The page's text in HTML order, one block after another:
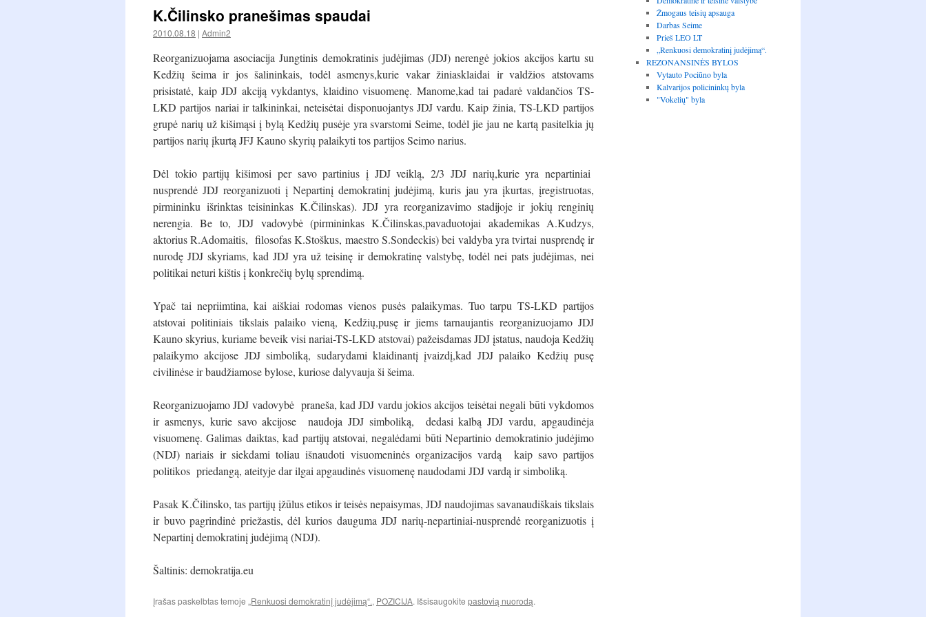
K.Čilinsko pranešimas spaudai
2010.08.18 | Admin2
Reorganizuojama asociacija Jungtinis demokratinis judėjimas (JDJ) nerengė jokios akcijos kartu su
Kedžių šeima ir jos šalininkais, todėl asmenys,kurie vakar žiniasklaidai ir valdžios atstovams
prisistatė, kaip JDJ akciją vykdantys, klaidino visuomenę. Manome,kad tai padarė valdančios TS-
LKD partijos nariai ir talkininkai, neteisėtai disponuojantys JDJ vardu. Kaip žinia, TS-LKD partijos
grupė narių už kišimąsi į bylą Kedžių pusėje yra svarstomi Seime, todėl jie jau ne kartą pasitelkia jų
partijos narių įkurtą JFJ Kauno skyrių palaikyti tos partijos Seimo narius.
Dėl tokio partijų kišimosi per savo partinius į JDJ veiklą, 2/3 JDJ narių,kurie yra nepartiniai
nusprendė JDJ reorganizuoti į Nepartinį demokratinį judėjimą, kuris jau yra įkurtas, įregistruotas,
pirmininku išrinktas teisininkas K.Čilinskas). JDJ yra reorganizavimo stadijoje ir jokių renginių
nerengia. Be to, JDJ vadovybė (pirmininkas K.Čilinskas,pavaduotojai akademikas A.Kudzys,
aktorius R.Adomaitis, filosofas K.Stoškus, maestro S.Sondeckis) bei valdyba yra tvirtai nusprendę ir
nurodę JDJ skyriams, kad JDJ yra už teisinę ir demokratinę valstybę, todėl nei pats judėjimas, nei
politikai neturi kištis į konkrečių bylų sprendimą.
Ypač tai nepriimtina, kai aiškiai rodomas vienos pusės palaikymas. Tuo tarpu TS-LKD partijos
atstovai politiniais tikslais palaiko vieną, Kedžių,pusę ir jiems tarnaujantis reorganizuojamo JDJ
Kauno skyrius, kuriame beveik visi nariai-TS-LKD atstovai) pažeisdamas JDJ įstatus, naudoja Kedžių
palaikymo akcijose JDJ simboliką, sudarydami klaidinantį įvaizdį,kad JDJ palaiko Kedžių pusę
civilinėse ir baudžiamose bylose, kuriose dalyvauja ši šeima.
Reorganizuojamo JDJ vadovybė praneša, kad JDJ vardu jokios akcijos teisėtai negali būti vykdomos
ir asmenys, kurie savo akcijose naudoja JDJ simboliką, dedasi kalbą JDJ vardu, apgaudinėja
visuomenę. Galimas daiktas, kad partijų atstovai, negalėdami būti Nepartinio demokratinio judėjimo
(NDJ) nariais ir siekdami toliau išnaudoti visuomeninės organizacijos vardą kaip savo partijos
politikos priedangą, ateityje dar ilgai apgaudinės visuomenę naudodami JDJ vardą ir simboliką.
Pasak K.Čilinsko, tas partijų įžūlus etikos ir teisės nepaisymas, JDJ naudojimas savanaudiškais tikslais
ir buvo pagrindinė priežastis, dėl kurios dauguma JDJ narių-nepartiniai-nusprendė reorganizuotis į
Nepartinį demokratinį judėjimą (NDJ).
Šaltinis: demokratija.eu
Įrašas paskelbtas temoje „Renkuosi demokratinį judėjimą“., POZICIJA. Išsisaugokite pastovią nuorodą.
Žmogaus teisių apsauga
Darbas Seime
Prieš LEO LT
„Renkuosi demokratinį judėjimą“.
REZONANSINĖS BYLOS
Vytauto Pociūno byla
Kalvarijos policininkų byla
"Vokelių" byla